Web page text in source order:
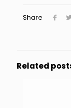
Share
Related